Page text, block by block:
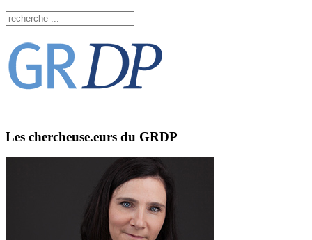
Les chercheuse.eurs du GRDP